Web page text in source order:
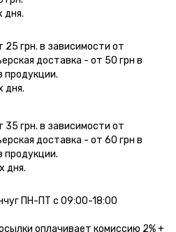
дня.
грн. в зависимости от
доставка - от 50 грн в
продукции.
дня.
грн. в зависимости от
доставка - от 60 грн в
продукции.
дня.
ПН-ПТ с 09:00-18:00
оплачивает комиссию 2% +